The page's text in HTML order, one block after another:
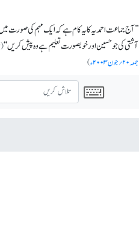
’’آج جماعت احمدیہ کا یہ کام ہے کہ ایک مہم کی صورت
آشتی کی جو حسین اور خوبصورت تعلیم ہے وہ پیش کریں‘‘
جمعہ ۲۰؍جون ۲۰۰۳ء
)